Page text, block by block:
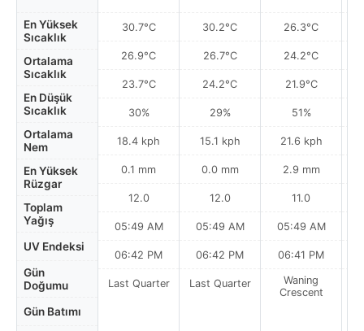
En Yüksek
Sıcaklık
Ortalama
Sıcaklık
En Düşük
Sıcaklık
Ortalama
Nem
En Yüksek
Rüzgar
Toplam
Yağış
UV Endeksi
Gün
Doğumu
Gün Batımı
30.7°C
26.9°C
23.7°C
30%
18.4 kph
0.1 mm
12.0
05:49 AM
06:42 PM
Last Quarter
30.2°C
26.7°C
24.2°C
29%
15.1 kph
0.0 mm
12.0
05:49 AM
06:42 PM
Last Quarter
26.3°C
24.2°C
21.9°C
51%
21.6 kph
2.9 mm
11.0
05:49 AM
06:41 PM
Waning
Crescent